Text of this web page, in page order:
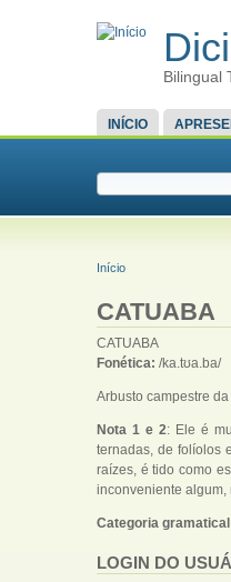
Bilingual
MENU
INÍCIO
FORMULÁRIO
VOCÊ ESTÁ AQUI
Início
CATUABA
CATUABA
Fonética: /ka.tʊa.ba/
Arbusto campestre
Nota 1 e 2: Ele é
ternadas, de folíolos
raízes, é tido como
inconveniente algum,
Categoria
LOGIN DO